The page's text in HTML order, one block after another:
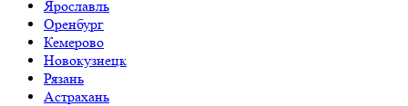
Ярославль
Оренбург
Кемерово
Новокузнецк
Рязань
Астрахань